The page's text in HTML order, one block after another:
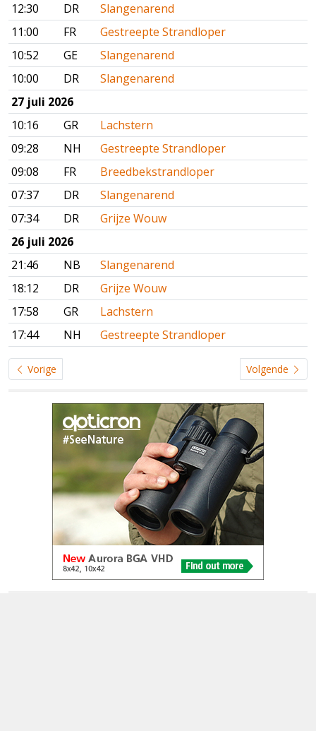
12:30
DR
Slangenarend
11:00
FR
Gestreepte Strandloper
10:52
GE
Slangenarend
10:00
DR
Slangenarend
27 juli 2026
10:16
GR
Lachstern
09:28
NH
Gestreepte Strandloper
09:08
FR
Breedbekstrandloper
07:37
DR
Slangenarend
07:34
DR
Grijze Wouw
26 juli 2026
21:46
NB
Slangenarend
18:12
DR
Grijze Wouw
17:58
GR
Lachstern
17:44
NH Gestreepte Strandloper
Vorige Volgende